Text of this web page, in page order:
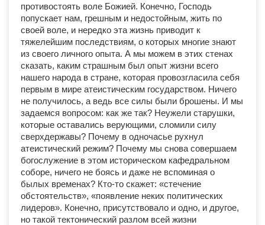
противостоять воле Божией. Конечно, Господь
попускает нам, грешным и недостойным, жить по
своей воле, и нередко эта жизнь приводит к
тяжелейшим последствиям, о которых многие знают
из своего личного опыта. А мы можем в этих стенах
сказать, каким страшным был опыт жизни всего
нашего народа в стране, которая провозгласила себя
первым в мире атеистическим государством. Ничего
не получилось, а ведь все силы были брошены. И мы
задаемся вопросом: как же так? Неужели старушки,
которые оставались верующими, сломили силу
сверхдержавы? Почему в одночасье рухнул
атеистический режим? Почему мы снова совершаем
богослужение в этом историческом кафедральном
соборе, ничего не боясь и даже не вспоминая о
былых временах? Кто-то скажет: «стечение
обстоятельств», «появление неких политических
лидеров». Конечно, присутствовало и одно, и другое,
но такой тектонический разлом всей жизни